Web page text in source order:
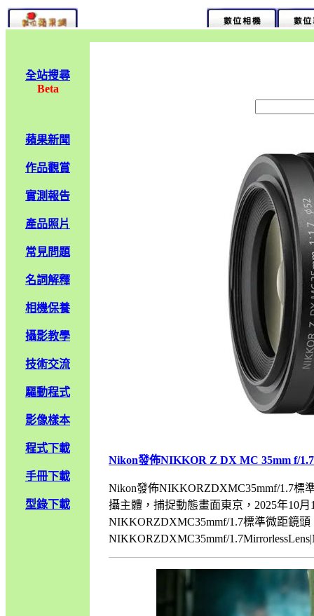
全站搜尋
Beta
蘋果新聞
作品觀賞
實測報告
產品照片
常見問題
名詞解釋
相機保養
攝影教學
技術交流
驅動程式
影像樣本
程式下載
手冊下載
型錄下載
Nikon發佈NIKKOR Z DX MC 35mm f/
Nikon發佈NIKKORZDXMC35mmf/1.7標
攝主體，捕捉動態畫面東京，2025年10
NIKKORZDXMC35mmf/1.7標準微距鏡頭
NIKKORZDXMC35mmf/